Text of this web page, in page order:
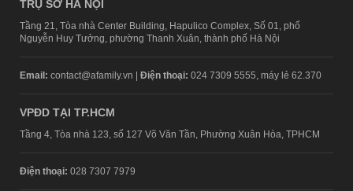
TRỤ SỞ HÀ NỘI
Tầng 21, Tòa nhà Center Building, Hapulico Complex, Số 01, phố
Nguyễn Huy Tưởng, phường Thanh Xuân, thành phố Hà Nội
Email: contact@afamily.vn | Điện thoại: 024 7309 5555, máy lẻ 62.370
VPĐD TẠI TP.HCM
Tầng 4, Tòa nhà 123, số 127 Võ Văn Tần, Phường Xuân Hòa, TPHCM
Điện thoại: 028 7307 7979